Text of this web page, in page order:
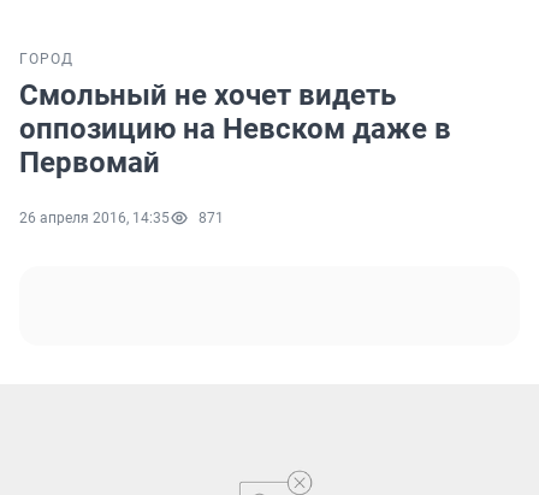
ГОРОД
Смольный не хочет видеть
оппозицию на Невском даже в
Первомай
26 апреля 2016, 14:35 871